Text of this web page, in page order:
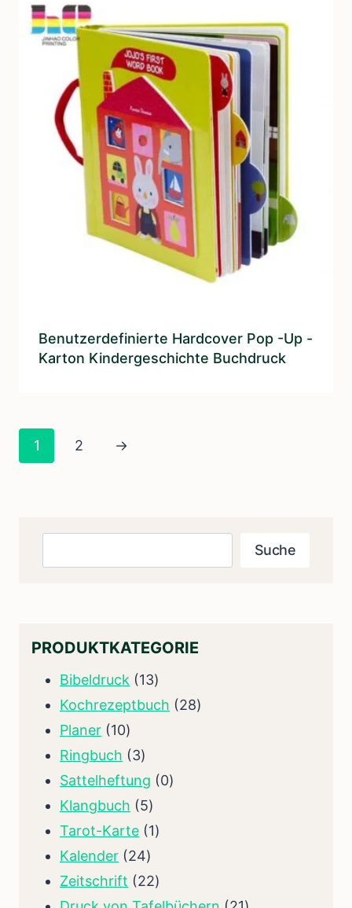
Benutzerdefinierte Hardcover Pop -up -
Karton Kindergeschichte Buchdruck
1 2 →
Suche
PRODUKTKATEGORIE
Bibeldruck 1313
Produkte
Kochrezeptbuch 2828
Planer 1010
Produkte
Ringbuch 33
Produkte
Sattelheftung 00
Klangbuch 55
Produkte
Tarot-Karte 11
Kalender 2424
Produkte
Zeitschrift 2222